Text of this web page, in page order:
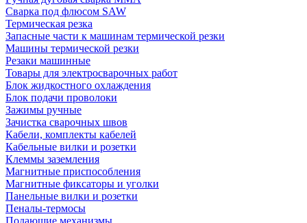
Сварка под флюсом SAW
Термическая резка
Запасные части к машинам термической резки
Машины термической резки
Резаки машинные
Товары для электросварочных работ
Блок жидкостного охлаждения
Блок подачи проволоки
Зажимы ручные
Зачистка сварочных швов
Кабели, комплекты кабелей
Кабельные вилки и розетки
Клеммы заземления
Магнитные приспособления
Магнитные фиксаторы и уголки
Панельные вилки и розетки
Пеналы-термосы
Подающие механизмы